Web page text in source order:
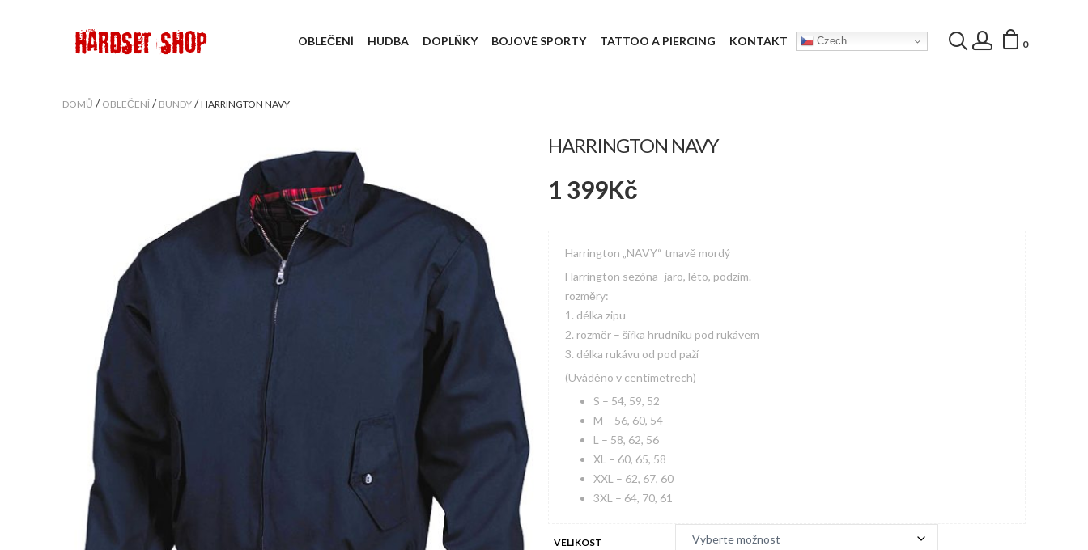
OBLEČENÍ HUDBA DOPLŇKY BOJOVÉ SPORTY TATTOO A PIERCING KONTAKT Czech 0
DOMŮ / OBLEČENÍ / BUNDY /HARRINGTON NAVY
HARRINGTON NAVY
1 399Kč
Harrington „NAVY“ tmavě mordý
Harrington sezóna- jaro, léto, podzim.
rozměry:
1. délka zipu
2. rozměr – šířka hrudníku pod rukávem
3. délka rukávu od pod paží
(Uváděno v centimetrech)
S – 54, 59, 52
M – 56, 60, 54
L – 58, 62, 56
XL – 60, 65, 58
XXL – 62, 67, 60
3XL – 64, 70, 61
VELIKOST